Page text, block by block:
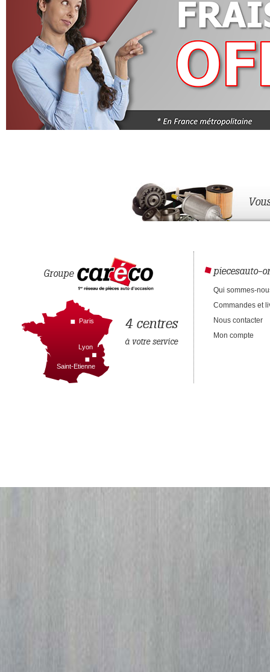
Groupe
4 centres
à votre service
Paris
Lyon
Saint-Etienne
piecesauto-
Qui sommes-
Commandes et
Nous contacter
Mon compte